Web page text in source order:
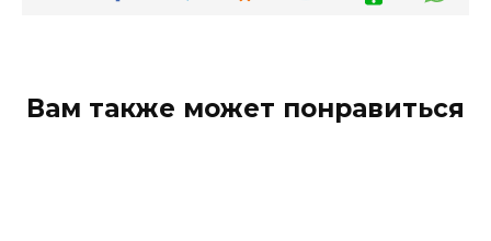
Вам также может понравиться